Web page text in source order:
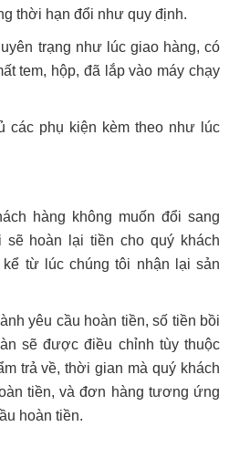
thời hạn đổi như quy định.
trạng như lúc giao hàng, có
tem, hộp, đã lắp vào máy chạy
các phụ kiện kèm theo như lúc
hàng không muốn đổi sang
sẽ hoàn lại tiền cho quý khách
kể từ lúc chúng tôi nhận lại sản
yêu cầu hoàn tiền, số tiền bồi
sẽ được điều chỉnh tùy thuộc
trả về, thời gian mà quý khách
tiền, và đơn hàng tương ứng
hoàn tiền.